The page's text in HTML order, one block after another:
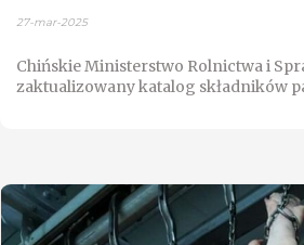
27-mar-2025
Chińskie Ministerstwo Rolnictwa i
zaktualizowany katalog składników